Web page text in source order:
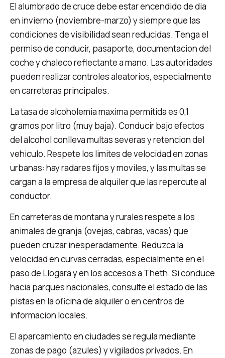
El alumbrado de cruce debe estar encendido de dia
en invierno (noviembre-marzo) y siempre que las
condiciones de visibilidad sean reducidas. Tenga el
permiso de conducir, pasaporte, documentacion del
coche y chaleco reflectante a mano. Las autoridades
pueden realizar controles aleatorios, especialmente
en carreteras principales.
La tasa de alcoholemia maxima permitida es 0,1
gramos por litro (muy baja). Conducir bajo efectos
del alcohol conlleva multas severas y retencion del
vehiculo. Respete los limites de velocidad en zonas
urbanas: hay radares fijos y moviles, y las multas se
cargan a la empresa de alquiler que las repercute al
conductor.
En carreteras de montana y rurales respete a los
animales de granja (ovejas, cabras, vacas) que
pueden cruzar inesperadamente. Reduzca la
velocidad en curvas cerradas, especialmente en el
paso de Llogara y en los accesos a Theth. Si conduce
hacia parques nacionales, consulte el estado de las
pistas en la oficina de alquiler o en centros de
informacion locales.
El aparcamiento en ciudades se regula mediante
zonas de pago (azules) y vigilados privados. En